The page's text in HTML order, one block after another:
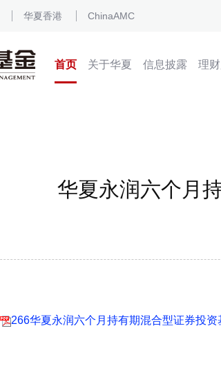
华夏香港 ChinaAMC
首页 关于华夏 信息披露 理
华夏永润六个月
266华夏永润六个月持有期混合型证券投